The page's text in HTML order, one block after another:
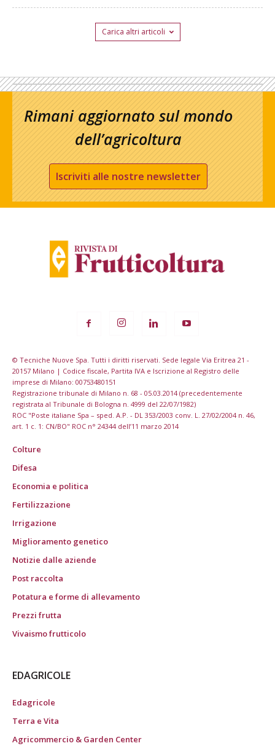
Carica altri articoli
Rimani aggiornato sul mondo
dell’agricoltura
Iscriviti alle nostre newsletter
© Tecniche Nuove Spa. Tutti i diritti riservati. Sede legale Via Eritrea 21 -
20157 Milano | Codice fiscale, Partita IVA e Iscrizione al Registro delle
imprese di Milano: 00753480151
Registrazione tribunale di Milano n. 68 - 05.03.2014 (precedentemente
registrata al Tribunale di Bologna n. 4999 del 22/07/1982)
ROC "Poste italiane Spa – sped. A.P. - DL 353/2003 conv. L. 27/02/2004 n. 46,
art. 1 c. 1: CN/BO" ROC n° 24344 dell’11 marzo 2014
Colture
Difesa
Economia e politica
Fertilizzazione
Irrigazione
Miglioramento genetico
Notizie dalle aziende
Post raccolta
Potatura e forme di allevamento
Prezzi frutta
Vivaismo frutticolo
EDAGRICOLE
Edagricole
Terra e Vita
Agricommercio & Garden Center